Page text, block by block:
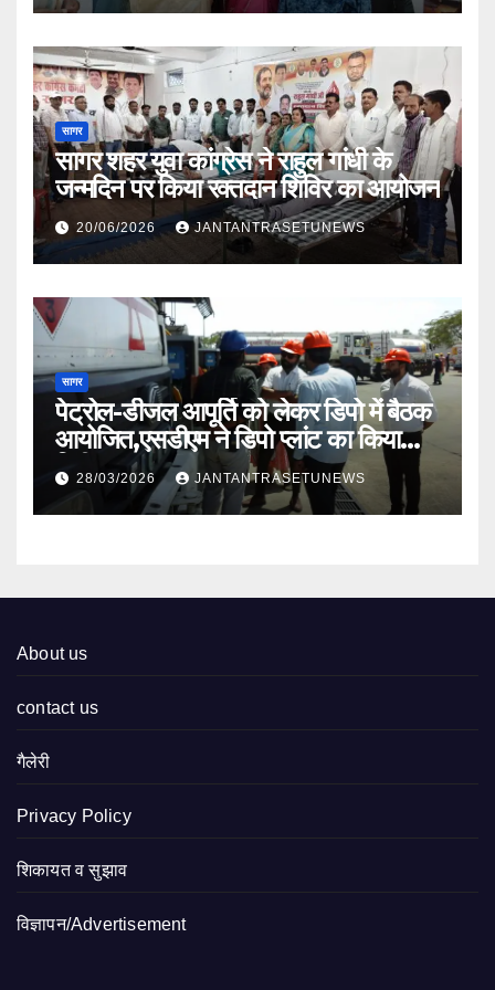
सागर
सागर शहर युवा कांग्रेस ने राहुल गांधी के
जन्मदिन पर किया रक्तदान शिविर का आयोजन
20/06/2026 JANTANTRASETUNEWS
सागर
पेट्रोल-डीजल आपूर्ति को लेकर डिपो में बैठक
आयोजित,एसडीएम ने डिपो प्लांट का किया
निरीक्षण
28/03/2026 JANTANTRASETUNEWS
About us
contact us
गैलेरी
Privacy Policy
शिकायत व सुझाव
विज्ञापन/Advertisement